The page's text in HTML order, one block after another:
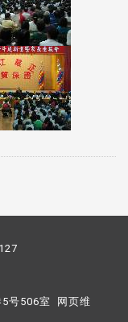
号506室 网页维